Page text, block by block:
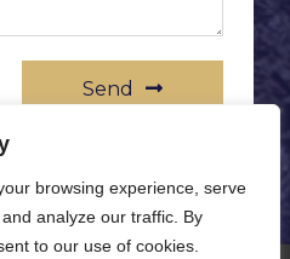
browsing experience, serve
analyze our traffic. By
to our use of cookies.
Send